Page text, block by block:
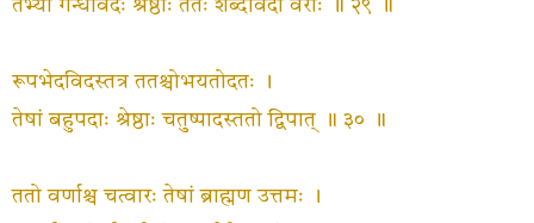
तेभ्यो गन्धविदः श्रेष्ठाः ततः शब्दविदो वराः ॥ २९ ॥
रूपभेदविदस्तत्र ततश्चोभयतोदतः ।
तेषां बहुपदाः श्रेष्ठाः चतुष्पादस्ततो द्विपात् ॥ ३० ॥
ततो वर्णाश्च चत्वारः तेषां ब्राह्मण उत्तमः ।